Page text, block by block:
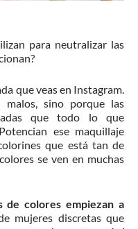
para neutralizar las
que veas en Instagram.
sino porque las
que todo lo que
ese maquillaje
que está tan de
se ven en muchas
de colores empiezan a
mujeres discretas que